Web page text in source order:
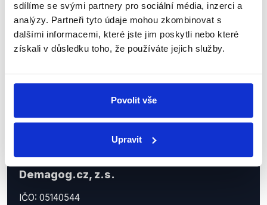
sdílíme se svými partnery pro sociální média, inzerci a
analýzy. Partneři tyto údaje mohou zkombinovat s
dalšími informacemi, které jste jim poskytli nebo které
získali v důsledku toho, že používáte jejich služby.
Povolit vše
Upravit
z Demagog.cz. Sdílením našich
příspěvků přátelům podpoříte naši
práci.
Demagog.cz, z.s.
IČO: 05140544